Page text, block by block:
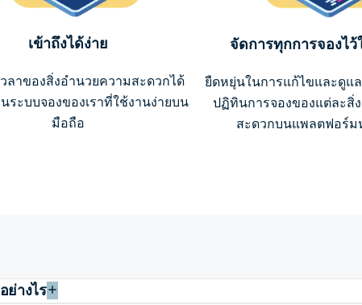
เข้าถึงได้ง่าย
วลาของสิ่งอำนวยความสะดวกได้
ระบบจองของเราที่ใช้งานง่ายบน
มือถือ
จัดการทุกการจองไว้
ยืดหยุ่นในการแก้ไขและดูแ
ปฏิทินการจองของแต่ละสิ่
สะดวกบนแพลตฟอร์ม
ย่างไร